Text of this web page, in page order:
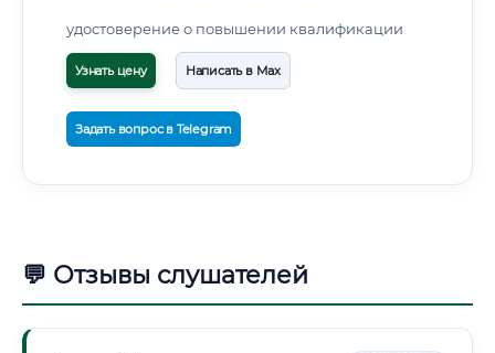
удостоверение о повышении квалификации
Узнать цену Написать в Max
Задать вопрос в Telegram
💬 Отзывы слушателей